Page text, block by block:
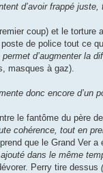
d’avoir frappé
coup) et le
de police tout ce
d’augmenter la
masques à gaz).
donc encore d’un
le fantôme du père
cohérence, tout en
que le Grand Ver
dans le même
Perry tire dessus